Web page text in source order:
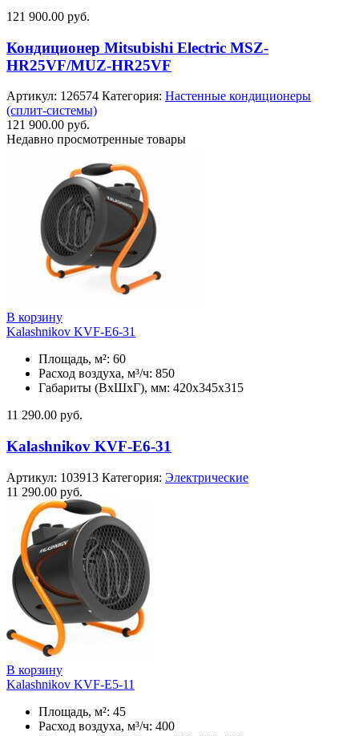
121 900.00 руб.
Кондиционер Mitsubishi Electric MSZ-
HR25VF/MUZ-HR25VF
Артикул: 126574 Категория: Настенные кондиционеры
(сплит-системы)
121 900.00 руб.
Недавно просмотренные товары
В корзину
Kalashnikov KVF-E6-31
Площадь, м²: 60
Расход воздуха, м³/ч: 850
Габариты (ВхШхГ), мм: 420x345x315
11 290.00 руб.
Kalashnikov KVF-E6-31
Артикул: 103913 Категория: Электрические
11 290.00 руб.
В корзину
Kalashnikov KVF-E5-11
Площадь, м²: 45
Расход воздуха, м³/ч: 400